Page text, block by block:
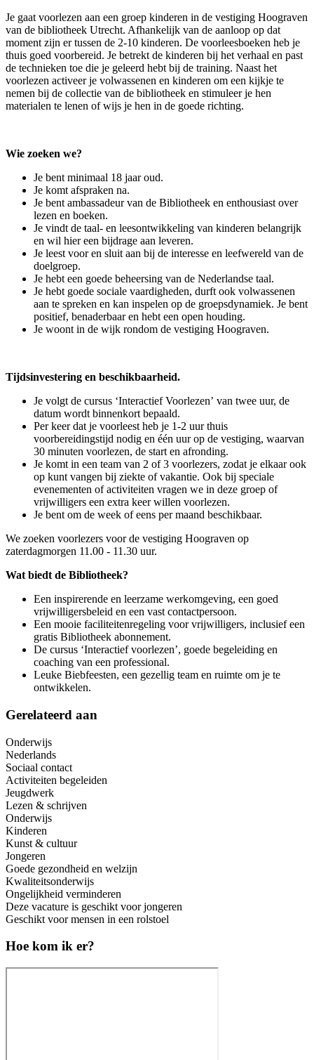
Je gaat voorlezen aan een groep kinderen in de vestiging Hoograven
van de bibliotheek Utrecht. Afhankelijk van de aanloop op dat
moment zijn er tussen de 2-10 kinderen. De voorleesboeken heb je
thuis goed voorbereid. Je betrekt de kinderen bij het verhaal en past
de technieken toe die je geleerd hebt bij de training. Naast het
voorlezen activeer je volwassenen en kinderen om een kijkje te
nemen bij de collectie van de bibliotheek en stimuleer je hen
materialen te lenen of wijs je hen in de goede richting.
Wie zoeken we?
Je bent minimaal 18 jaar oud.
Je komt afspraken na.
Je bent ambassadeur van de Bibliotheek en enthousiast over
lezen en boeken.
Je vindt de taal- en leesontwikkeling van kinderen belangrijk
en wil hier een bijdrage aan leveren.
Je leest voor en sluit aan bij de interesse en leefwereld van de
doelgroep.
Je hebt een goede beheersing van de Nederlandse taal.
Je hebt goede sociale vaardigheden, durft ook volwassenen
aan te spreken en kan inspelen op de groepsdynamiek. Je bent
positief, benaderbaar en hebt een open houding.
Je woont in de wijk rondom de vestiging Hoograven.
Tijdsinvestering en beschikbaarheid.
Je volgt de cursus ‘Interactief Voorlezen’ van twee uur, de
datum wordt binnenkort bepaald.
Per keer dat je voorleest heb je 1-2 uur thuis
voorbereidingstijd nodig en één uur op de vestiging, waarvan
30 minuten voorlezen, de start en afronding.
Je komt in een team van 2 of 3 voorlezers, zodat je elkaar ook
op kunt vangen bij ziekte of vakantie. Ook bij speciale
evenementen of activiteiten vragen we in deze groep of
vrijwilligers een extra keer willen voorlezen.
Je bent om de week of eens per maand beschikbaar.
We zoeken voorlezers voor de vestiging Hoograven op
zaterdagmorgen 11.00 - 11.30 uur.
Wat biedt de Bibliotheek?
Een inspirerende en leerzame werkomgeving, een goed
vrijwilligersbeleid en een vast contactpersoon.
Een mooie faciliteitenregeling voor vrijwilligers, inclusief een
gratis Bibliotheek abonnement.
De cursus ‘Interactief voorlezen’, goede begeleiding en
coaching van een professional.
Leuke Biebfeesten, een gezellig team en ruimte om je te
ontwikkelen.
Gerelateerd aan
Onderwijs
Nederlands
Sociaal contact
Activiteiten begeleiden
Jeugdwerk
Lezen & schrijven
Onderwijs
Kinderen
Kunst & cultuur
Jongeren
Goede gezondheid en welzijn
Kwaliteitsonderwijs
Ongelijkheid verminderen
Deze vacature is geschikt voor jongeren
Geschikt voor mensen in een rolstoel
Hoe kom ik er?